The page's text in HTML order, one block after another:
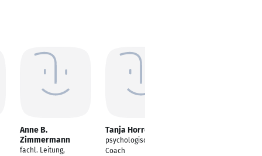
Anne B.
Zimmermann
fachl. Leitung,
Tanja Horrelt
psychologischer
Coach